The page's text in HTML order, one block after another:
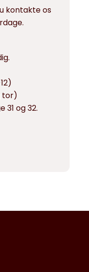
kontakte os
tor)
31 og 32.